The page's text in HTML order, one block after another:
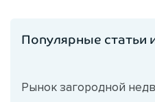
Популярные статьи
Рынок загородной